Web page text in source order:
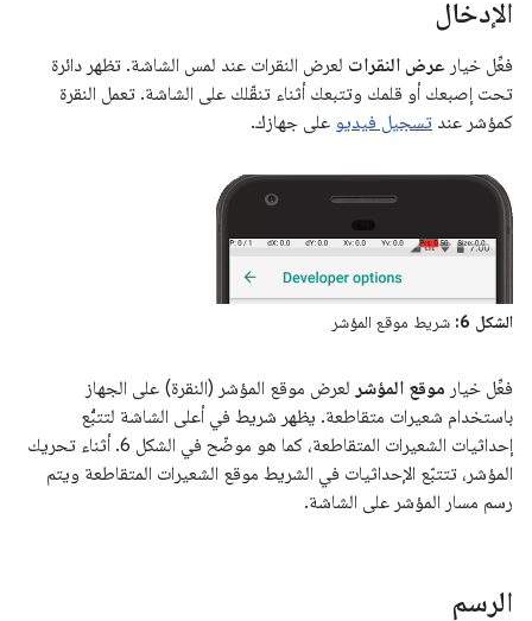
الإدخال
فعِّل خيار عرض النقرات لعرض النقرات عند لمس الشاشة. تظهر دائرة
تحت إصبعك أو قلمك وتتبعك أثناء تنقّلك على الشاشة. تعمل النقرة
كمؤشر عند تسجيل فيديو على جهازك.
الشكل 6: شريط موقع المؤشر
فعِّل خيار موقع المؤشر لعرض موقع المؤشر (النقرة) على الجهاز
باستخدام شعيرات متقاطعة. يظهر شريط في أعلى الشاشة لتتبُّع
إحداثيات الشعيرات المتقاطعة، كما هو موضّح في الشكل 6. أثناء تحريك
المؤشر، تتتبّع الإحداثيات في الشريط موقع الشعيرات المتقاطعة ويتم
رسم مسار المؤشر على الشاشة.
الرسم